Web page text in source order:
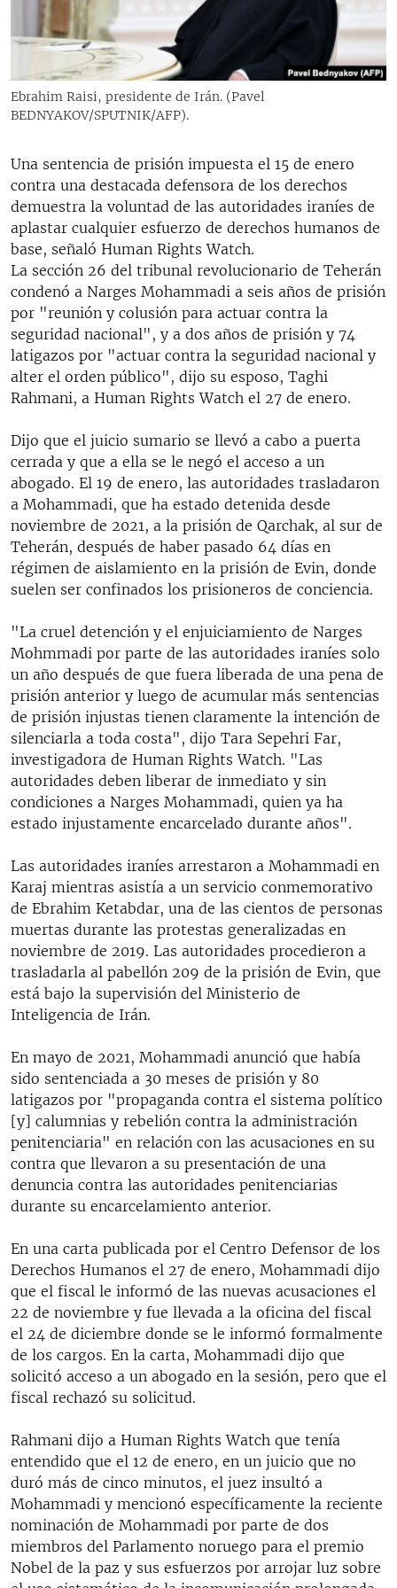
RADIO MARTÍ
ESPECIALES
ESPECIALES
LA REALIDAD DE LA VIVIENDA EN CUBA
LOS SANTOS DE HIALEAH
DESINFORMACIÓN RUSA EN AMÉRICA LATINA
LA INVASIÓN DE RUSIA A UCRANIA
MULTIMEDIA
EDITORIALES
SÍGUENOS
Ebrahim Raisi, presidente de Irán. (Pavel
BEDNYAKOV/SPUTNIK/AFP).
Una sentencia de prisión impuesta el 15 de enero
contra una destacada defensora de los derechos
demuestra la voluntad de las autoridades iraníes de
aplastar cualquier esfuerzo de derechos humanos de
base, señaló Human Rights Watch.
La sección 26 del tribunal revolucionario de Teherán
condenó a Narges Mohammadi a seis años de prisión
por "reunión y colusión para actuar contra la
seguridad nacional", y a dos años de prisión y 74
latigazos por "actuar contra la seguridad nacional y
alter el orden público", dijo su esposo, Taghi
Rahmani, a Human Rights Watch el 27 de enero.
Dijo que el juicio sumario se llevó a cabo a puerta
cerrada y que a ella se le negó el acceso a un
abogado. El 19 de enero, las autoridades trasladaron
a Mohammadi, que ha estado detenida desde
noviembre de 2021, a la prisión de Qarchak, al sur de
Teherán, después de haber pasado 64 días en
régimen de aislamiento en la prisión de Evin, donde
suelen ser confinados los prisioneros de conciencia.
"La cruel detención y el enjuiciamiento de Narges
Mohmmadi por parte de las autoridades iraníes solo
un año después de que fuera liberada de una pena de
prisión anterior y luego de acumular más sentencias
de prisión injustas tienen claramente la intención de
silenciarla a toda costa", dijo Tara Sepehri Far,
investigadora de Human Rights Watch. "Las
autoridades deben liberar de inmediato y sin
condiciones a Narges Mohammadi, quien ya ha
estado injustamente encarcelado durante años".
Las autoridades iraníes arrestaron a Mohammadi en
Karaj mientras asistía a un servicio conmemorativo
de Ebrahim Ketabdar, una de las cientos de personas
muertas durante las protestas generalizadas en
noviembre de 2019. Las autoridades procedieron a
trasladarla al pabellón 209 de la prisión de Evin, que
está bajo la supervisión del Ministerio de
Inteligencia de Irán.
En mayo de 2021, Mohammadi anunció que había
sido sentenciada a 30 meses de prisión y 80
latigazos por "propaganda contra el sistema político
[y] calumnias y rebelión contra la administración
penitenciaria" en relación con las acusaciones en su
contra que llevaron a su presentación de una
denuncia contra las autoridades penitenciarias
durante su encarcelamiento anterior.
En una carta publicada por el Centro Defensor de los
Derechos Humanos el 27 de enero, Mohammadi dijo
que el fiscal le informó de las nuevas acusaciones el
22 de noviembre y fue llevada a la oficina del fiscal
el 24 de diciembre donde se le informó formalmente
de los cargos. En la carta, Mohammadi dijo que
solicitó acceso a un abogado en la sesión, pero que el
fiscal rechazó su solicitud.
Rahmani dijo a Human Rights Watch que tenía
entendido que el 12 de enero, en un juicio que no
duró más de cinco minutos, el juez insultó a
Mohammadi y mencionó específicamente la reciente
nominación de Mohammadi por parte de dos
miembros del Parlamento noruego para el premio
Nobel de la paz y sus esfuerzos por arrojar luz sobre